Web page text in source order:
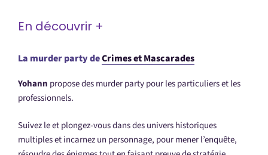
En découvrir +
La murder party deCrimes et Mascarades
Yohann propose des murder party pour les particuliers et les
professionnels.
Suivez le et plongez-vous dans des univers historiques
multiples et incarnez un personnage, pour mener l’enquête,